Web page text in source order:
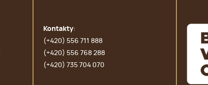
Kontakty:
(+420) 556 711 888
(+420) 556 768 288
(+420) 735 704 070